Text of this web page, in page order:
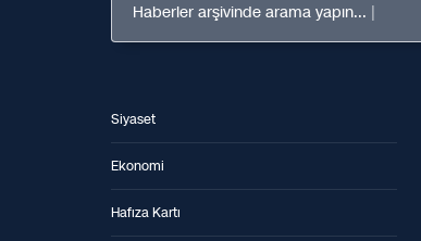
Haberler arşivinde arama yapın...
Siyaset
Ekonomi
Hafıza Kartı